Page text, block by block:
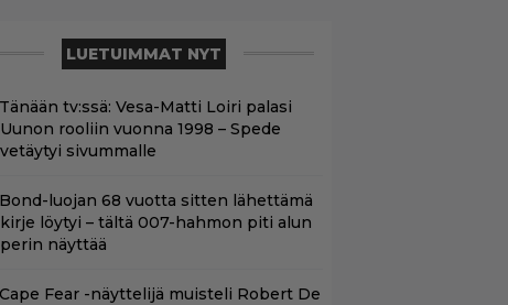
LUETUIMMAT NYT
Tänään tv:ssä: Vesa-Matti Loiri palasi
Uunon rooliin vuonna 1998 – Spede
vetäytyi sivummalle
Bond-luojan 68 vuotta sitten lähettämä
kirje löytyi – tältä 007-hahmon piti alun
perin näyttää
Cape Fear -näyttelijä muisteli Robert De